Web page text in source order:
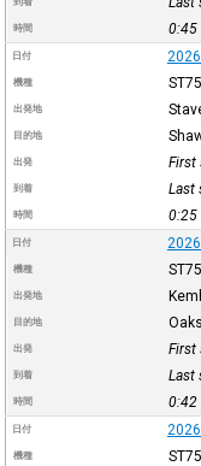
時間 0:45
日付
機種 ST75
出発地
目的地
出発 First
到着 Last
時間 0:25
日付
機種 ST75
出発地
目的地
出発 First
到着 Last
時間 0:42
日付
機種 ST75